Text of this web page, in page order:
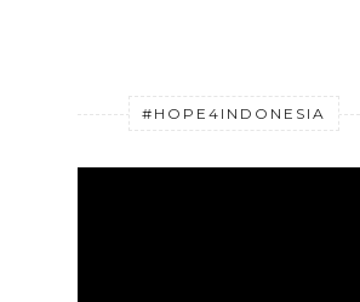
#HOPE4INDONESIA